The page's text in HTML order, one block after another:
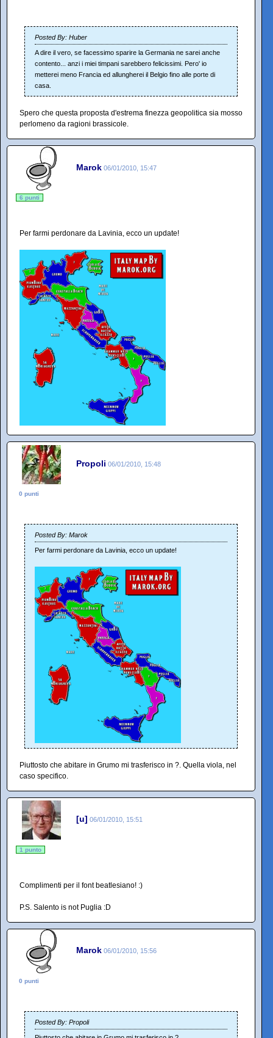
Posted By: Huber
A dire il vero, se facessimo sparire la Germania ne sarei anche
contento... anzi i miei timpani sarebbero felicissimi. Pero' io
metterei meno Francia ed allungherei il Belgio fino alle porte di
casa.
Spero che questa proposta d'estrema finezza geopolitica sia mosso
perlomeno da ragioni brassicole.
Marok 06/01/2010, 15:47
6 punti
Per farmi perdonare da Lavinia, ecco un update!
Propoli 06/01/2010, 15:48
0 punti
Posted By: Marok
Per farmi perdonare da Lavinia, ecco un update!
Piuttosto che abitare in Grumo mi trasferisco in ?. Quella viola, nel
caso specifico.
[u] 06/01/2010, 15:51
1 punto
Complimenti per il font beatlesiano! :)
P.S. Salento is not Puglia :D
Marok 06/01/2010, 15:56
0 punti
Posted By: Propoli